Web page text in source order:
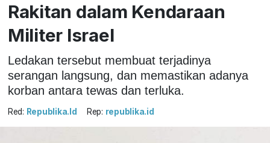
Rakitan dalam Kendaraan
Militer Israel
Ledakan tersebut membuat terjadinya
serangan langsung, dan memastikan adanya
korban antara tewas dan terluka.
Red: Republika.id Rep: republika.id